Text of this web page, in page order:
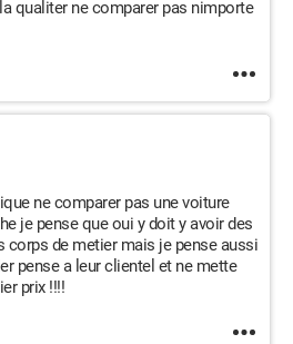
qualiter ne comparer pas nimporte
ne comparer pas une voiture
je pense que oui y doit y avoir des
de metier mais je pense aussi
pense a leur clientel et ne mette
prix !!!!